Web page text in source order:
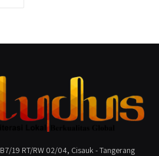
19 RT/RW 02/04, Cisauk - Tangerang